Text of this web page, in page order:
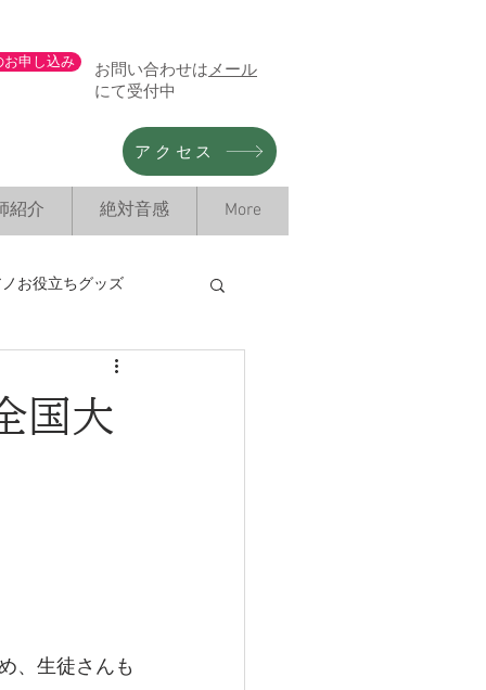
お申し込み お問い合わせはメール
にて受付中
アクセス
紹介 絶対音感 More
お役立ちグッズ
国大
、生徒さんも